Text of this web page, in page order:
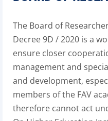
The Board of
Decree 9D / 2020 is a
ensure closer
management and
and development,
members of the FAV
therefore cannot act